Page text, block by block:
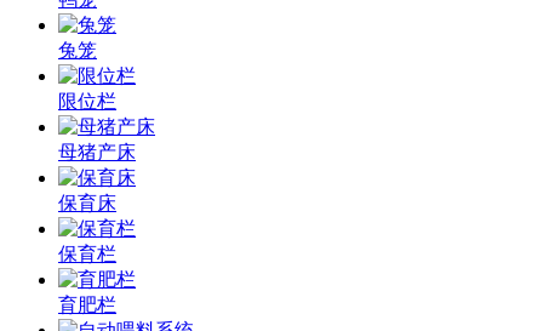
兔笼
限位栏
母猪产床
保育床
保育栏
育肥栏